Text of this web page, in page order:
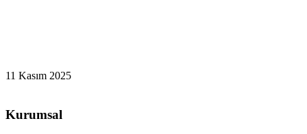
11 Kasım 2025
Kurumsal